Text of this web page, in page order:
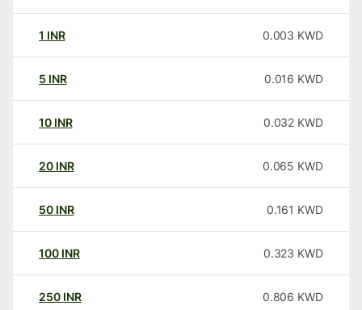
1 INR 0.003 KWD
5 INR 0.016 KWD
10 INR 0.032 KWD
20 INR 0.065 KWD
50 INR 0.161 KWD
100 INR 0.323 KWD
250 INR 0.806 KWD